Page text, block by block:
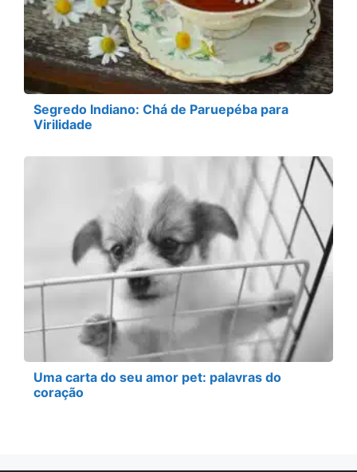
Segredo Indiano: Chá de Paruepéba para
Virilidade
Uma carta do seu amor pet: palavras do
coração